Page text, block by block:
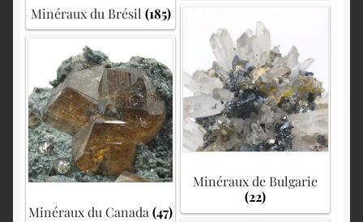
Minéraux du Brésil (185)
Minéraux de Bulgarie
(22)
Minéraux du Canada(47)